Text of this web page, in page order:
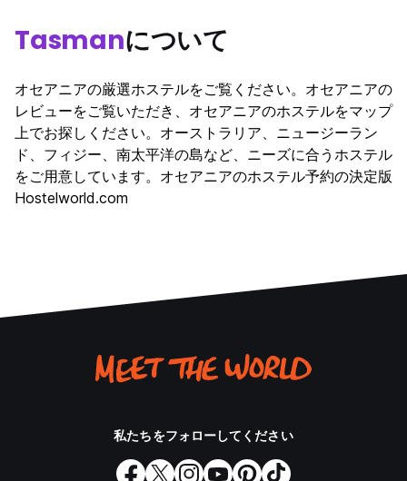
Tasmanについて
オセアニアの厳選ホステルをご覧ください。オセアニアの
レビューをご覧いただき、オセアニアのホステルをマップ
上でお探しください。オーストラリア、ニュージーラン
ド、フィジー、南太平洋の島など、ニーズに合うホステル
をご用意しています。オセアニアのホステル予約の決定版
Hostelworld.com
私たちをフォローしてください